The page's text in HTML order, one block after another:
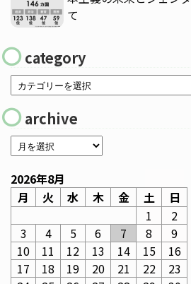
て
category
archive
2026年8月
月
火 水 木 金 土
日
1
2
3
4 5 6 7 8
9
10
11 12 13 14 15
16
17
18 19 20 21 22
23